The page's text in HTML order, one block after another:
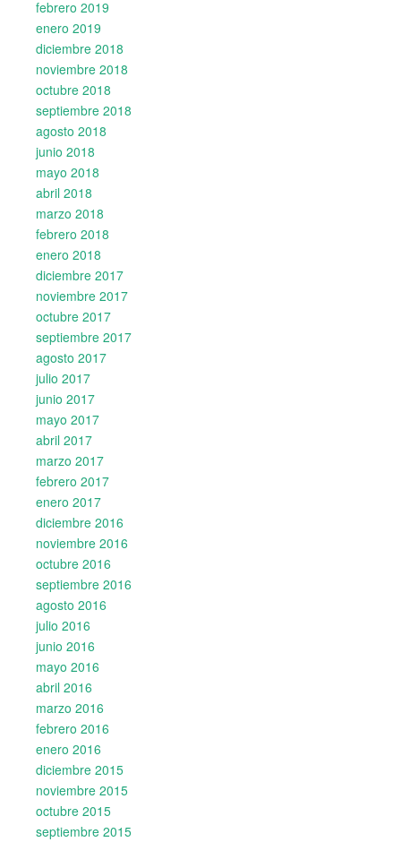
febrero 2019
enero 2019
diciembre 2018
noviembre 2018
octubre 2018
septiembre 2018
agosto 2018
junio 2018
mayo 2018
abril 2018
marzo 2018
febrero 2018
enero 2018
diciembre 2017
noviembre 2017
octubre 2017
septiembre 2017
agosto 2017
julio 2017
junio 2017
mayo 2017
abril 2017
marzo 2017
febrero 2017
enero 2017
diciembre 2016
noviembre 2016
octubre 2016
septiembre 2016
agosto 2016
julio 2016
junio 2016
mayo 2016
abril 2016
marzo 2016
febrero 2016
enero 2016
diciembre 2015
noviembre 2015
octubre 2015
septiembre 2015